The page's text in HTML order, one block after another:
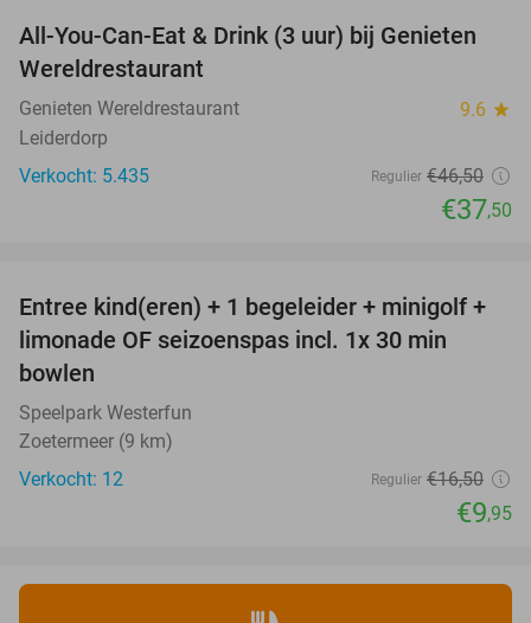
19%
All-You-Can-Eat & Drink (3 uur) bij Genieten
Wereldrestaurant
Genieten Wereldrestaurant 9.6 star
Leiderdorp
Verkocht: 5.435
Regulier €46,50
€37,50
40%
TODAY
Entree kind(eren) + 1 begeleider + minigolf +
limonade OF seizoenspas incl. 1x 30 min
bowlen
Speelpark Westerfun
Zoetermeer (9 km)
Verkocht: 12
Regulier €16,50
€9,95